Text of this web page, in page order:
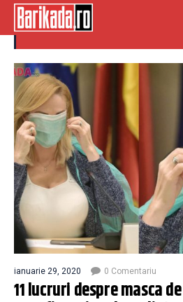
consiliul capitalei
ianuarie 29, 2020 0 Comentariu
11 lucruri despre masca